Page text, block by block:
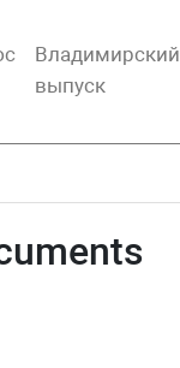
Владимирский
выпуск